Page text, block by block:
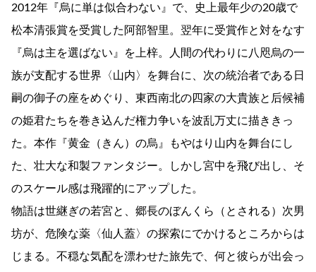
2012年『烏に単は似合わない』で、史上最年少の20歳で
松本清張賞を受賞した阿部智里。翌年に受賞作と対をなす
『烏は主を選ばない』を上梓。人間の代わりに八咫烏の一
族が支配する世界〈山内〉を舞台に、次の統治者である日
嗣の御子の座をめぐり、東西南北の四家の大貴族と后候補
の姫君たちを巻き込んだ権力争いを波乱万丈に描ききっ
た。本作『黄金（きん）の烏』もやはり山内を舞台にし
た、壮大な和製ファンタジー。しかし宮中を飛び出し、そ
のスケール感は飛躍的にアップした。
物語は世継ぎの若宮と、郷長のぼんくら（とされる）次男
坊が、危険な薬〈仙人蓋〉の探索にでかけるところからは
じまる。不穏な気配を漂わせた旅先で、何と彼らが出会っ